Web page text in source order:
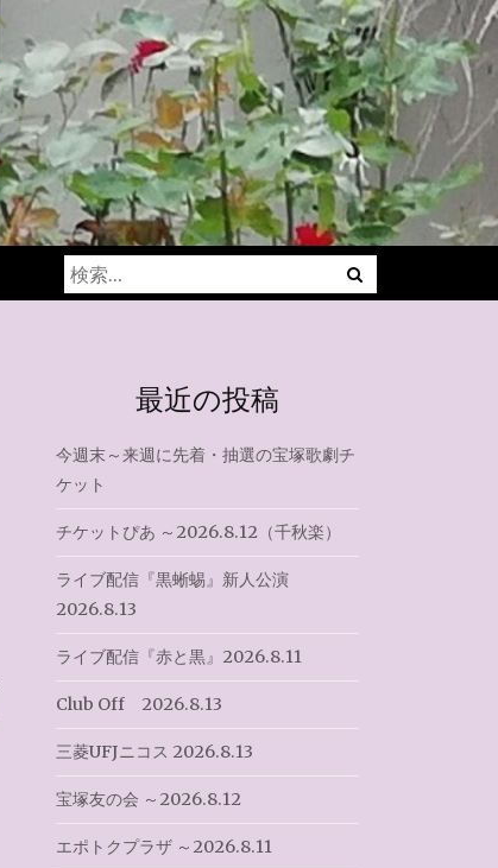
検
索:
最近の投稿
今週末～来週に先着・抽選の宝塚歌劇チ
ケット
チケットぴあ ～2026.8.12（千秋楽）
ライブ配信『黒蜥蜴』新人公演
2026.8.13
ライブ配信『赤と黒』2026.8.11
Club Off 2026.8.13
三菱UFJニコス 2026.8.13
宝塚友の会 ～2026.8.12
エポトクプラザ ～2026.8.11